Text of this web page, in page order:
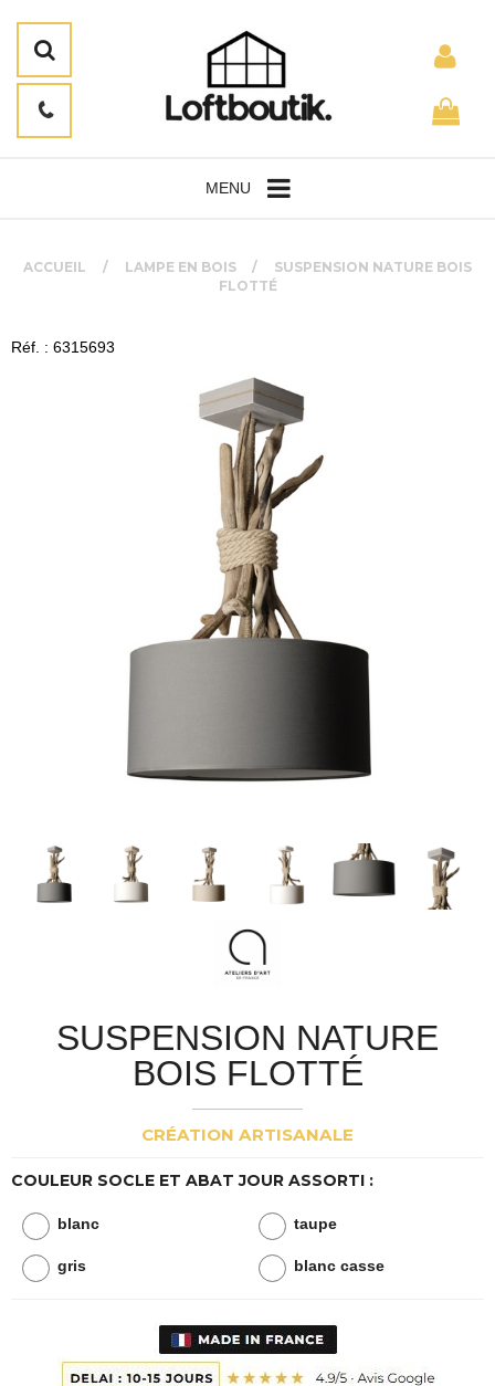
MENU
ACCUEIL LAMPE EN BOIS
SUSPENSION NATURE BOIS
FLOTTÉ
Réf. : 6315693
SUSPENSION NATURE
BOIS FLOTTÉ
CRÉATION ARTISANALE
COULEUR SOCLE ET ABAT JOUR ASSORTI :
blanc taupe
gris blanc casse